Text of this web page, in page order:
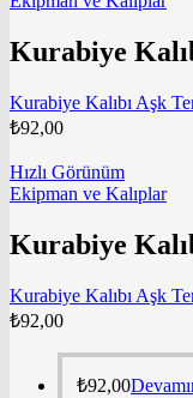
Kurabiye
Kurabiye Kalıbı Aşk
₺92,00
Hızlı Görünüm
Ekipman ve Kalıplar
Kurabiye
Kurabiye Kalıbı Aşk
₺92,00
₺92,00